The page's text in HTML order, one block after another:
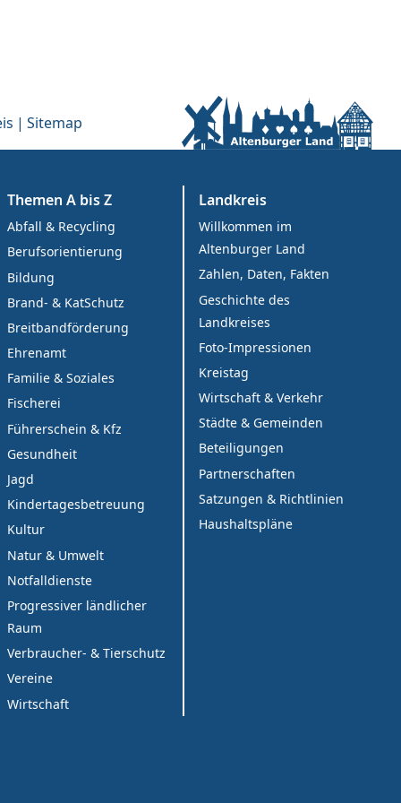
Sitemap
Themen A bis Z
Abfall & Recycling
Berufsorientierung
Bildung
Brand- & KatSchutz
Breitbandförderung
Ehrenamt
Familie & Soziales
Fischerei
Führerschein & Kfz
Gesundheit
Jagd
Kindertagesbetreuung
Kultur
Natur & Umwelt
Notfalldienste
Progressiver ländlicher
Raum
Verbraucher- & Tierschutz
Vereine
Wirtschaft
Landkreis
Willkommen im
Altenburger Land
Zahlen, Daten, Fakten
Geschichte des
Landkreises
Foto-Impressionen
Kreistag
Wirtschaft & Verkehr
Städte & Gemeinden
Beteiligungen
Partnerschaften
Satzungen & Richtlinien
Haushaltspläne